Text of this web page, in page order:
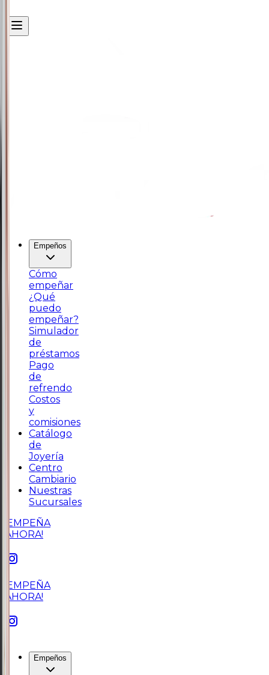
Empeños
Cómo
empeñar
¿Qué
puedo
empeñar?
Simulador
de
préstamos
Pago
de
refrendo
Costos
y
comisiones
Catálogo
de
Joyería
Centro
Cambiario
Nuestras
Sucursales
¡EMPEÑA
AHORA!
¡EMPEÑA
AHORA!
Empeños